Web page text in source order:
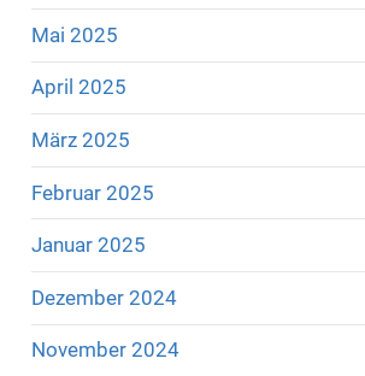
Mai 2025
April 2025
März 2025
Februar 2025
Januar 2025
Dezember 2024
November 2024